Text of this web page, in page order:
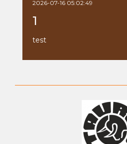
2026-07-16 05:02:49
1
test